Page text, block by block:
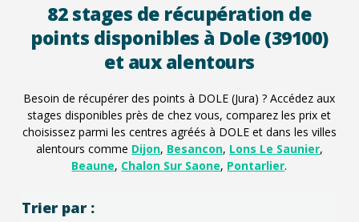
82stages de récupération de
points disponibles à Dole (39100)
et aux alentours
Besoin de récupérer des points à DOLE (Jura) ? Accédez aux
stages disponibles près de chez vous, comparez les prix et
choisissez parmi les centres agréés à DOLE et dans les villes
alentours comme Dijon, Besancon, Lons Le Saunier,
Beaune, Chalon Sur Saone, Pontarlier.
Trier par :